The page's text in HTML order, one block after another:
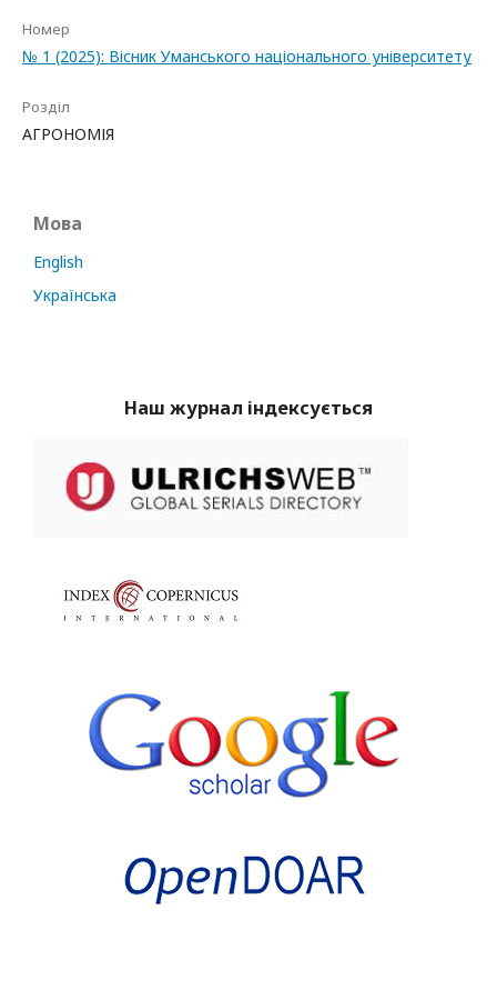
Номер
№ 1 (2025): Вісник Уманського національного університету
Розділ
АГРОНОМІЯ
Мова
English
Українська
Наш журнал індексується